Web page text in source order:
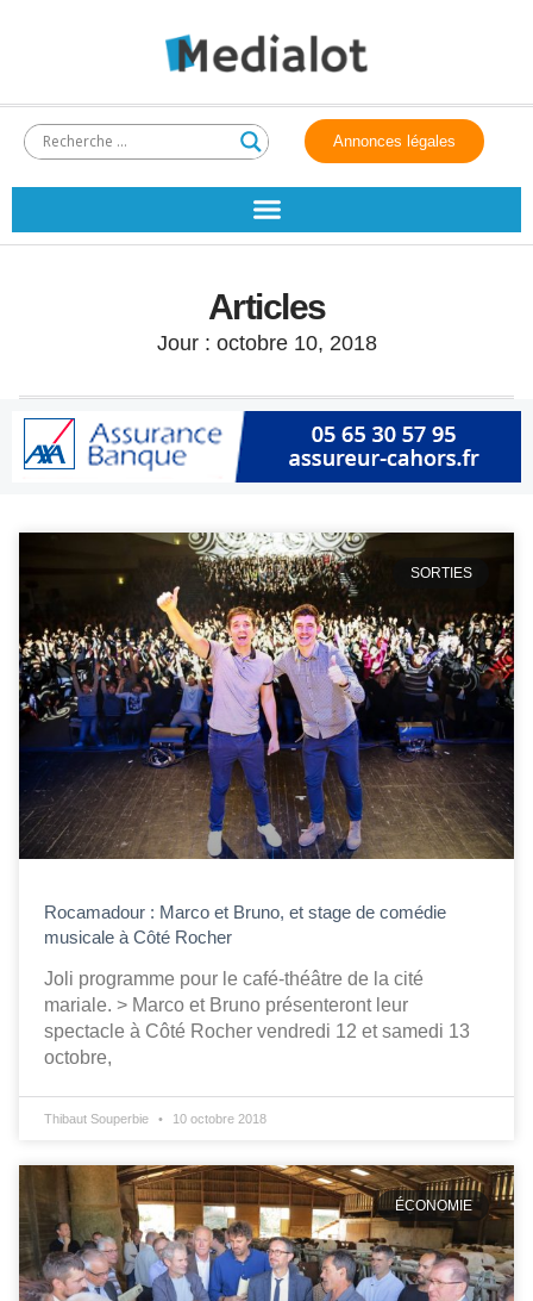
Annonces légales
Articles
Jour : octobre 10, 2018
SORTIES
Rocamadour : Marco et Bruno, et stage de comédie
musicale à Côté Rocher
Joli programme pour le café-théâtre de la cité
mariale. > Marco et Bruno présenteront leur
spectacle à Côté Rocher vendredi 12 et samedi 13
octobre,
Thibaut Souperbie 10 octobre 2018
ÉCONOMIE